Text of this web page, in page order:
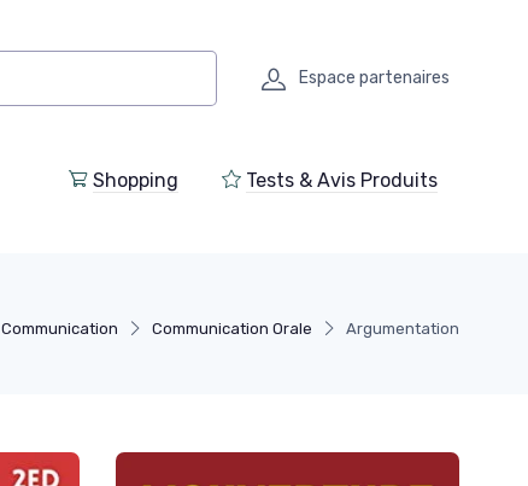
Espace partenaires
Shopping Tests & Avis Produits
Communication Communication Orale Argumentation